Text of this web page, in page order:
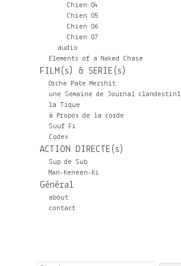
Chien 04
Chien 05
Chien 06
Chien 07
audio
Elements of a Naked Chase
FILM(s) & SERIE(s)
Orche Pate Mershit
une Semaine de Journal clandestin1
la Tique
à Propos de la corde
Suuf Fi
Codex
ACTION DIRECTE(s)
Sup de Sub
Man-Keneen-Ki
Général
about
contact